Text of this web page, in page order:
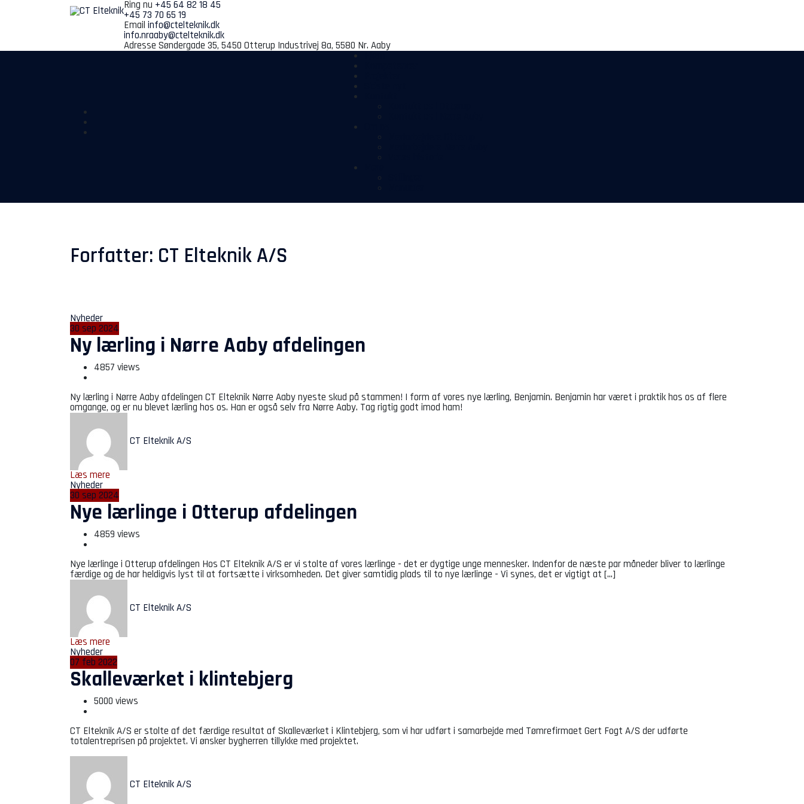
Ring nu +45 64 82 18 45
+45 73 70 65 19
Email info@ctelteknik.dk
info.nraaby@ctelteknik.dk
Adresse Søndergade 35, 5450 Otterup Industrivej 8a, 5580 Nr. Aaby
Forfatter: CT Elteknik A/S
Nyheder
30 sep 2024
Ny lærling i Nørre Aaby afdelingen
4857 views
Ny lærling i Nørre Aaby afdelingen CT Elteknik Nørre Aaby nyeste skud på stammen! I form af vores nye lærling, Benjamin. Benjamin har været i praktik hos os af flere
omgange, og er nu blevet lærling hos os. Han er også selv fra Nørre Aaby. Tag rigtig godt imod ham!
CT Elteknik A/S
Læs mere
Nyheder
30 sep 2024
Nye lærlinge i Otterup afdelingen
4859 views
Nye lærlinge i Otterup afdelingen Hos CT Elteknik A/S er vi stolte af vores lærlinge - det er dygtige unge mennesker. Indenfor de næste par måneder bliver to lærlinge
færdige og de har heldigvis lyst til at fortsætte i virksomheden. Det giver samtidig plads til to nye lærlinge - Vi synes, det er vigtigt at [...]
CT Elteknik A/S
Læs mere
Nyheder
07 feb 2022
Skalleværket i klintebjerg
5000 views
CT Elteknik A/S er stolte af det færdige resultat af Skalleværket i Klintebjerg, som vi har udført i samarbejde med Tømrefirmaet Gert Fogt A/S der udførte
totalentreprisen på projektet. Vi ønsker bygherren tillykke med projektet.
CT Elteknik A/S